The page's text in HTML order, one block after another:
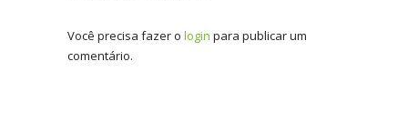
Você precisa fazer o login para publicar um
comentário.